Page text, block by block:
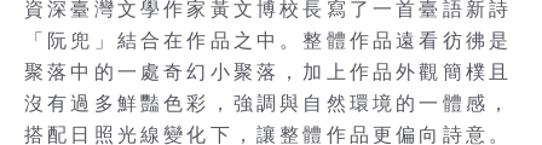
資深臺灣文學作家黃文博校長寫了一首臺語新詩
「阮兜」結合在作品之中。整體作品遠看彷彿是
聚落中的一處奇幻小聚落，加上作品外觀簡樸且
沒有過多鮮豔色彩，強調與自然環境的一體感，
搭配日照光線變化下，讓整體作品更偏向詩意。